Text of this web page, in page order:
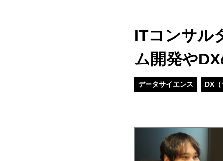
ITコンサル
ム開発や
データサイエンス DX（